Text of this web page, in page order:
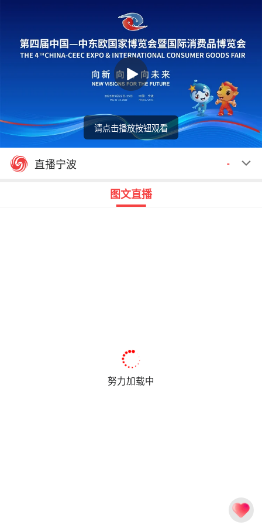
请点击播放按钮观看
回顾 00:00
直播宁波 -
图文直播
努力加载中